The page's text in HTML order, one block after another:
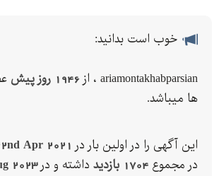
تست و کارشناسی و برسی کالا و محصول قبل از
ارسال با ماشین های مخصوص حمل و همکاری با
باربری سریع و قابل اعتماد
فروش تخم نطفه دار شترمرغ کانادایی گردن آبی و
مسئولان فروش و ارائه خدمات شرکت آریا منتخب
خوب است بدانید:
ariamontakhabparsian ، از 1946 روز پیش
ها میباشد.
این آگهی را در اولین بار در Apr 2021
در مجموع 1704 بازدید داشته و در2023